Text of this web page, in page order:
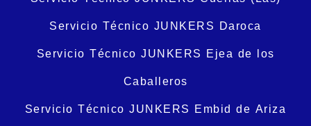
Servicio Técnico JUNKERS Daroca
Servicio Técnico JUNKERS Ejea de los
Caballeros
Servicio Técnico JUNKERS Embid de Ariza